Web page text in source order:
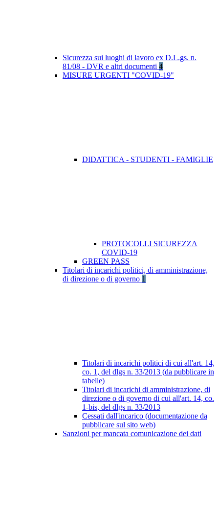
Sicurezza sui luoghi di lavoro ex D.L.gs. n.
81/08 - DVR e altri documenti 4
MISURE URGENTI "COVID-19"
DIDATTICA - STUDENTI - FAMIGLIE
PROTOCOLLI SICUREZZA
COVID-19
GREEN PASS
Titolari di incarichi politici, di amministrazione,
di direzione o di governo 1
Titolari di incarichi politici di cui all'art. 14,
co. 1, del dlgs n. 33/2013 (da pubblicare in
tabelle)
Titolari di incarichi di amministrazione, di
direzione o di governo di cui all'art. 14, co.
1-bis, del dlgs n. 33/2013
Cessati dall'incarico (documentazione da
pubblicare sul sito web)
Sanzioni per mancata comunicazione dei dati